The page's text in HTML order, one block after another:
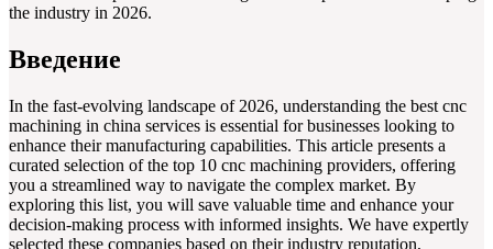
the industry in 2026.
Введение
In the fast-evolving landscape of 2026, understanding the best cnc
machining in china services is essential for businesses looking to
enhance their manufacturing capabilities. This article presents a
curated selection of the top 10 cnc machining providers, offering
you a streamlined way to navigate the complex market. By
exploring this list, you will save valuable time and enhance your
decision-making process with informed insights. We have expertly
selected these companies based on their industry reputation,